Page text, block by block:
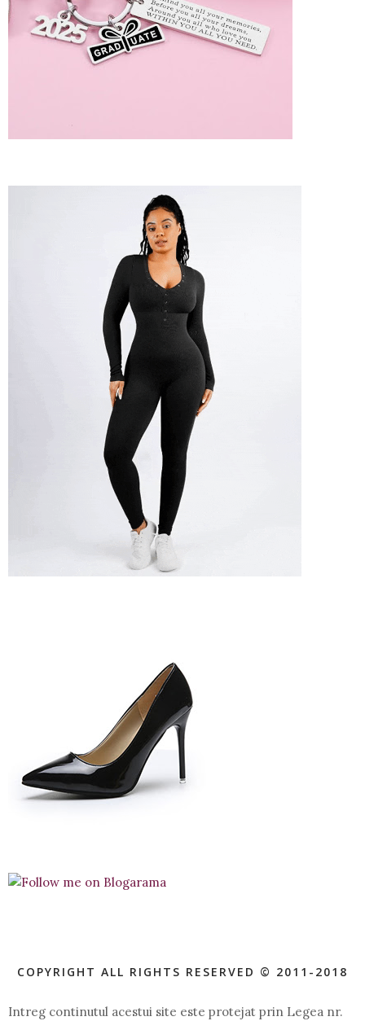
COPYRIGHT ALL RIGHTS RESERVED © 2011-2018
Intreg continutul acestui site este protejat prin Legea nr.